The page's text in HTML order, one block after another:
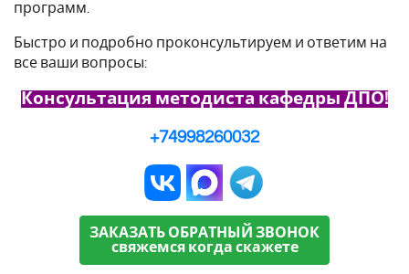
программ.
Быстро и подробно проконсультируем и ответим на
все ваши вопросы:
Консультация методиста кафедры ДПО!
+74998260032
ЗАКАЗАТЬ ОБРАТНЫЙ ЗВОНОК
свяжемся когда скажете